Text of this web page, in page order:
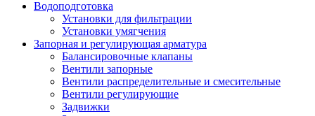
Водоподготовка
Установки для фильтрации
Установки умягчения
Запорная и регулирующая арматура
Балансировочные клапаны
Вентили запорные
Вентили распределительные и смесительные
Вентили регулирующие
Задвижки